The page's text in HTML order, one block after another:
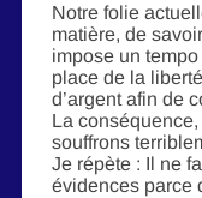
Notre folie
matière, de
impose un
place de la
d’argent afin de
La conséquence,
souffrons
Je répète : Il ne
évidences parce